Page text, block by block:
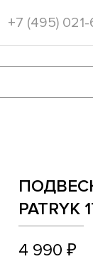
+7 (495)
PATRYK
4 990 ₽